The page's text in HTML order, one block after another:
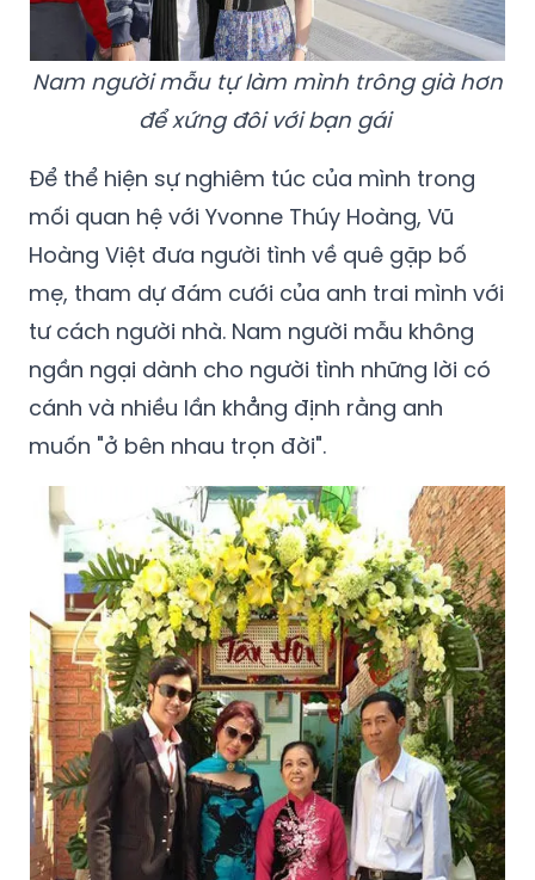
Nam người mẫu tự làm mình trông già hơn
để xứng đôi với bạn gái
Để thể hiện sự nghiêm túc của mình trong
mối quan hệ với Yvonne Thúy Hoàng, Vũ
Hoàng Việt đưa người tình về quê gặp bố
mẹ, tham dự đám cưới của anh trai mình với
tư cách người nhà. Nam người mẫu không
ngần ngại dành cho người tình những lời có
cánh và nhiều lần khẳng định rằng anh
muốn "ở bên nhau trọn đời".